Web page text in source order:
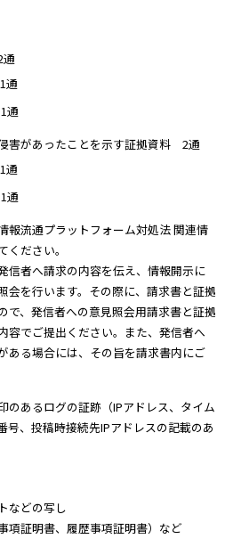
通
通
害があったことを示す証拠資料 2通
通
通
流通プラットフォーム対処法 関連情
ださい。
者へ請求の内容を伝え、情報開示に
会を行います。その際に、請求書と証拠
で、発信者への意見照会用請求書と証拠
容でご提出ください。また、発信者へ
ある場合には、その旨を請求書内にご
のあるログの証跡（IPアドレス、タイム
号、投稿時接続先IPアドレスの記載のあ
などの写し
項証明書、履歴事項証明書）など